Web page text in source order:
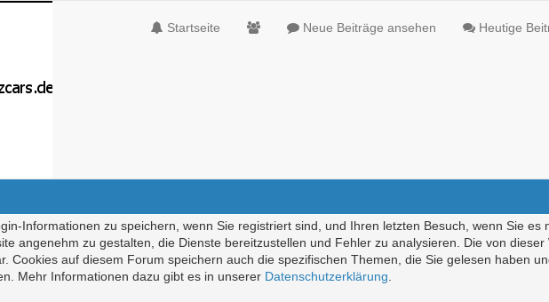
Startseite Neue Beiträge ansehen Heutige
Informationen zu speichern, wenn Sie registriert sind, und Ihren letzten Besuch, wenn Sie
angenehm zu gestalten, die Dienste bereitzustellen und Fehler zu analysieren. Die von
Cookies auf diesem Forum speichern auch die spezifischen Themen, die Sie gelesen haben
Mehr Informationen dazu gibt es in unserer Datenschutzerklärung